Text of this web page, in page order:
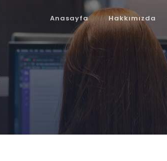
Anasayfa Hakkımızda